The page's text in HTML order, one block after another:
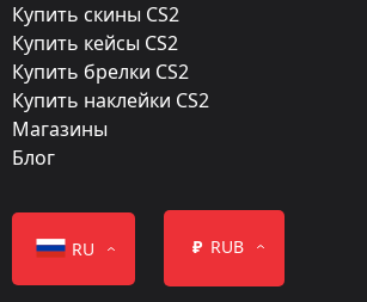
Finish catalog:
Популярность:
90 %
Купить скины CS2
Купить кейсы CS2
Купить брелки CS2
Купить наклейки CS2
Магазины
Блог
RU ₽ RUB